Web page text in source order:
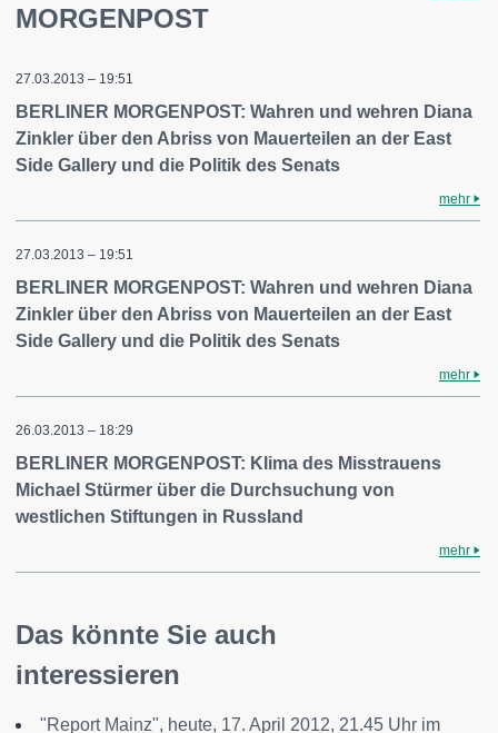
MORGENPOST
27.03.2013 – 19:51
BERLINER MORGENPOST: Wahren und wehren Diana
Zinkler über den Abriss von Mauerteilen an der East
Side Gallery und die Politik des Senats
mehr
27.03.2013 – 19:51
BERLINER MORGENPOST: Wahren und wehren Diana
Zinkler über den Abriss von Mauerteilen an der East
Side Gallery und die Politik des Senats
mehr
26.03.2013 – 18:29
BERLINER MORGENPOST: Klima des Misstrauens
Michael Stürmer über die Durchsuchung von
westlichen Stiftungen in Russland
mehr
Das könnte Sie auch
interessieren
"Report Mainz", heute, 17. April 2012, 21.45 Uhr im